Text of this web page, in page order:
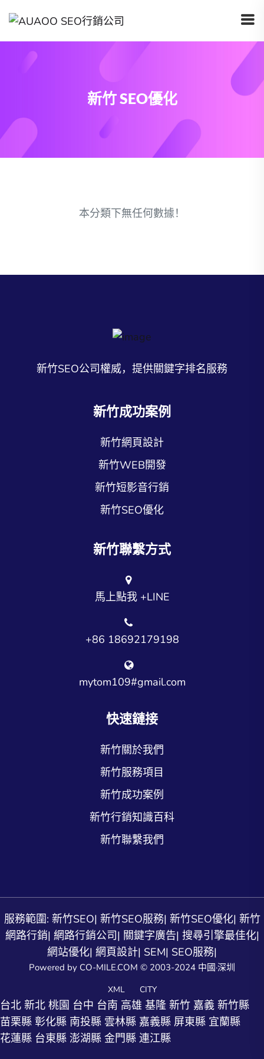
新竹 SEO優化
本分類下無任何數據！
新竹SEO公司權威，提供關鍵字排名服務
新竹成功案例
新竹網頁設計
新竹WEB開發
新竹短影音行銷
新竹SEO優化
新竹聯繫方式
馬上點我 +LINE
+86 18692179198
mytom109#gmail.com
快速鏈接
新竹關於我們
新竹服務項目
新竹成功案例
新竹行銷知識百科
新竹聯繫我們
服務範圍: 新竹SEO| 新竹SEO服務| 新竹SEO優化| 新竹
網路行銷| 網路行銷公司| 關鍵字廣告| 搜尋引擎最佳化|
網站優化| 網頁設計| SEM| SEO服務|
Powered by CO-MILE.COM © 2003-2024 中國·深圳
XML CITY
台北 新北 桃園 台中 台南 高雄 基隆 新竹 嘉義 新竹縣
苗栗縣 彰化縣 南投縣 雲林縣 嘉義縣 屏東縣 宜蘭縣
花蓮縣 台東縣 澎湖縣 金門縣 連江縣